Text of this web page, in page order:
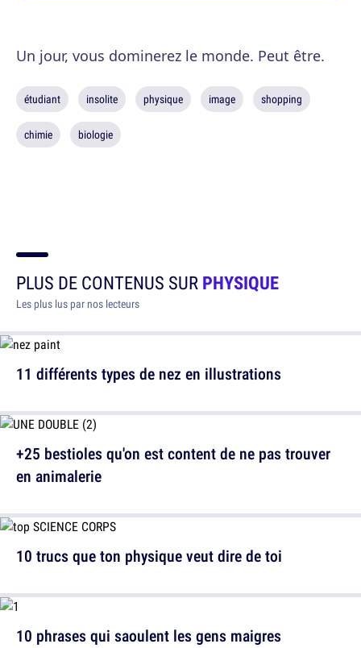
Un jour, vous dominerez le monde. Peut être.
étudiant insolite physique image shopping
chimie biologie
PLUS DE CONTENUS SURPHYSIQUE
Les plus lus par nos lecteurs
11 différents types de nez en illustrations
10 trucs que ton physique veut dire de toi
+25 bestioles qu'on est content de ne pas trouver
en animalerie
10 phrases qui saoulent les gens maigres